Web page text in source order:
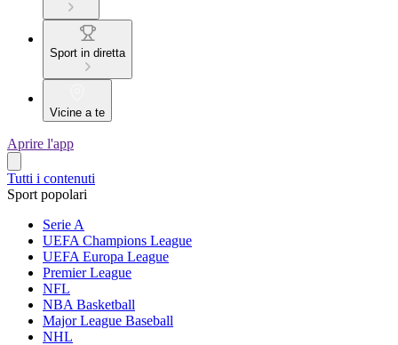
Sport in diretta
Vicine a te
Aprire l'app
Tutti i contenuti
Sport popolari
Serie A
UEFA Champions League
UEFA Europa League
Premier League
NFL
NBA Basketball
Major League Baseball
NHL